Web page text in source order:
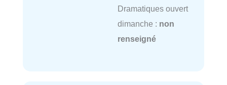
Dramatiques ouvert
dimanche : non
renseigné